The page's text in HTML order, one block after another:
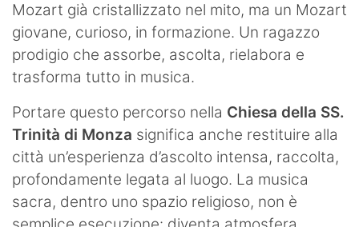
Mozart già cristallizzato nel mito, ma un Mozart
giovane, curioso, in formazione. Un ragazzo
prodigio che assorbe, ascolta, rielabora e
trasforma tutto in musica.
Portare questo percorso nella Chiesa della SS.
Trinità di Monza significa anche restituire alla
città un’esperienza d’ascolto intensa, raccolta,
profondamente legata al luogo. La musica
sacra, dentro uno spazio religioso, non è